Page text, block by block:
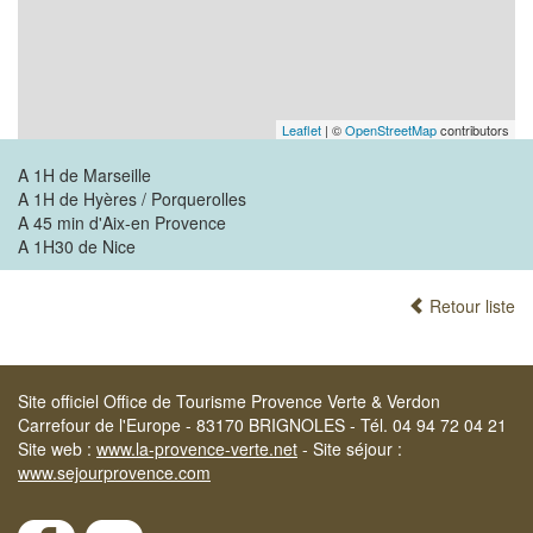
Leaflet | ©OpenStreetMapcontributors
A 1H de Marseille
A 1H de Hyères / Porquerolles
A 45 min d'Aix-en Provence
A 1H30 de Nice
Retour liste
Site officiel Office de Tourisme Provence Verte & Verdon
Carrefour de l'Europe - 83170 BRIGNOLES - Tél. 04 94 72 04 21
Site web : www.la-provence-verte.net - Site séjour :
www.sejourprovence.com